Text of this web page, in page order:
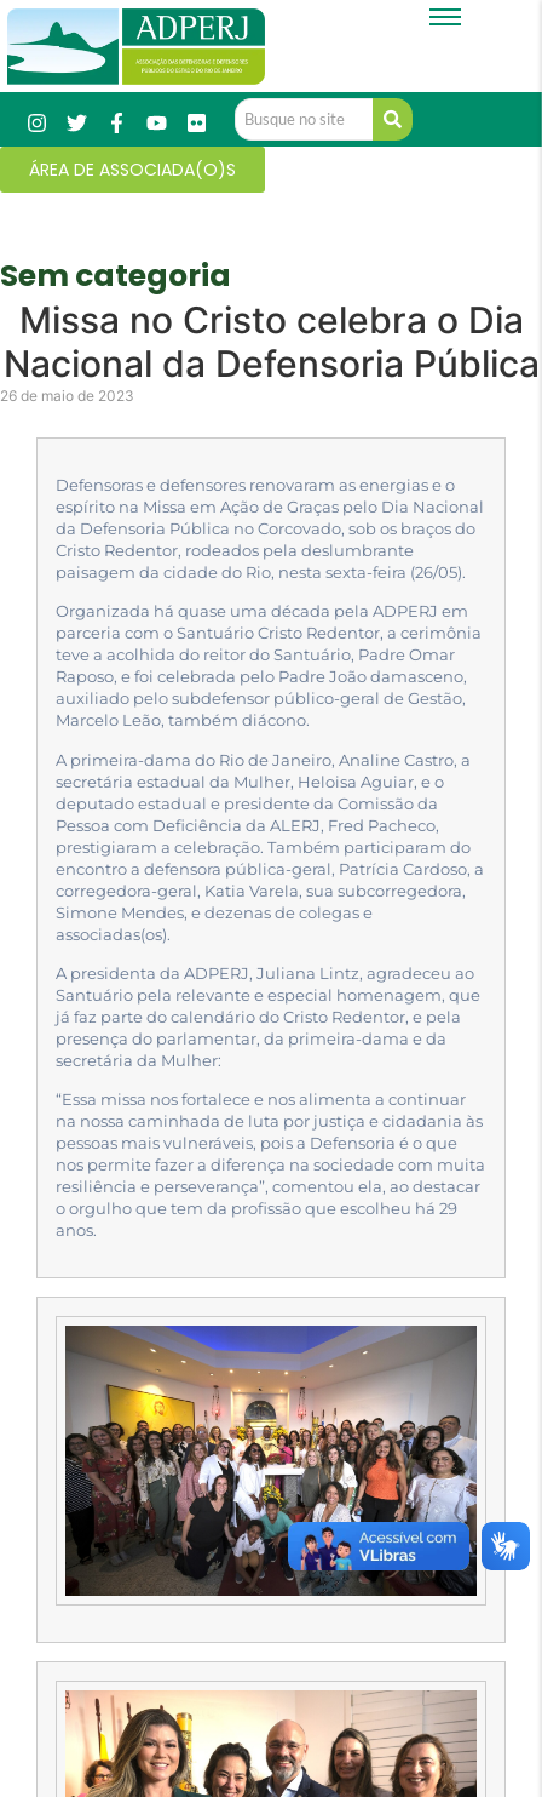
ÁREA DE ASSOCIADA(O)S
Sem categoria
Missa no Cristo celebra o Dia
Nacional da Defensoria Pública
26 de maio de 2023
Defensoras e defensores renovaram as energias e o
espírito na Missa em Ação de Graças pelo Dia Nacional
da Defensoria Pública no Corcovado, sob os braços do
Cristo Redentor, rodeados pela deslumbrante
paisagem da cidade do Rio, nesta sexta-feira (26/05).
Organizada há quase uma década pela ADPERJ em
parceria com o Santuário Cristo Redentor, a cerimônia
teve a acolhida do reitor do Santuário, Padre Omar
Raposo, e foi celebrada pelo Padre João damasceno,
auxiliado pelo subdefensor público-geral de Gestão,
Marcelo Leão, também diácono.
A primeira-dama do Rio de Janeiro, Analine Castro, a
secretária estadual da Mulher, Heloisa Aguiar, e o
deputado estadual e presidente da Comissão da
Pessoa com Deficiência da ALERJ, Fred Pacheco,
prestigiaram a celebração. Também participaram do
encontro a defensora pública-geral, Patrícia Cardoso, a
corregedora-geral, Katia Varela, sua subcorregedora,
Simone Mendes, e dezenas de colegas e
associadas(os).
A presidenta da ADPERJ, Juliana Lintz, agradeceu ao
Santuário pela relevante e especial homenagem, que
já faz parte do calendário do Cristo Redentor, e pela
presença do parlamentar, da primeira-dama e da
secretária da Mulher:
“Essa missa nos fortalece e nos alimenta a continuar
na nossa caminhada de luta por justiça e cidadania às
pessoas mais vulneráveis, pois a Defensoria é o que
nos permite fazer a diferença na sociedade com muita
resiliência e perseverança”, comentou ela, ao destacar
o orgulho que tem da profissão que escolheu há 29
anos.